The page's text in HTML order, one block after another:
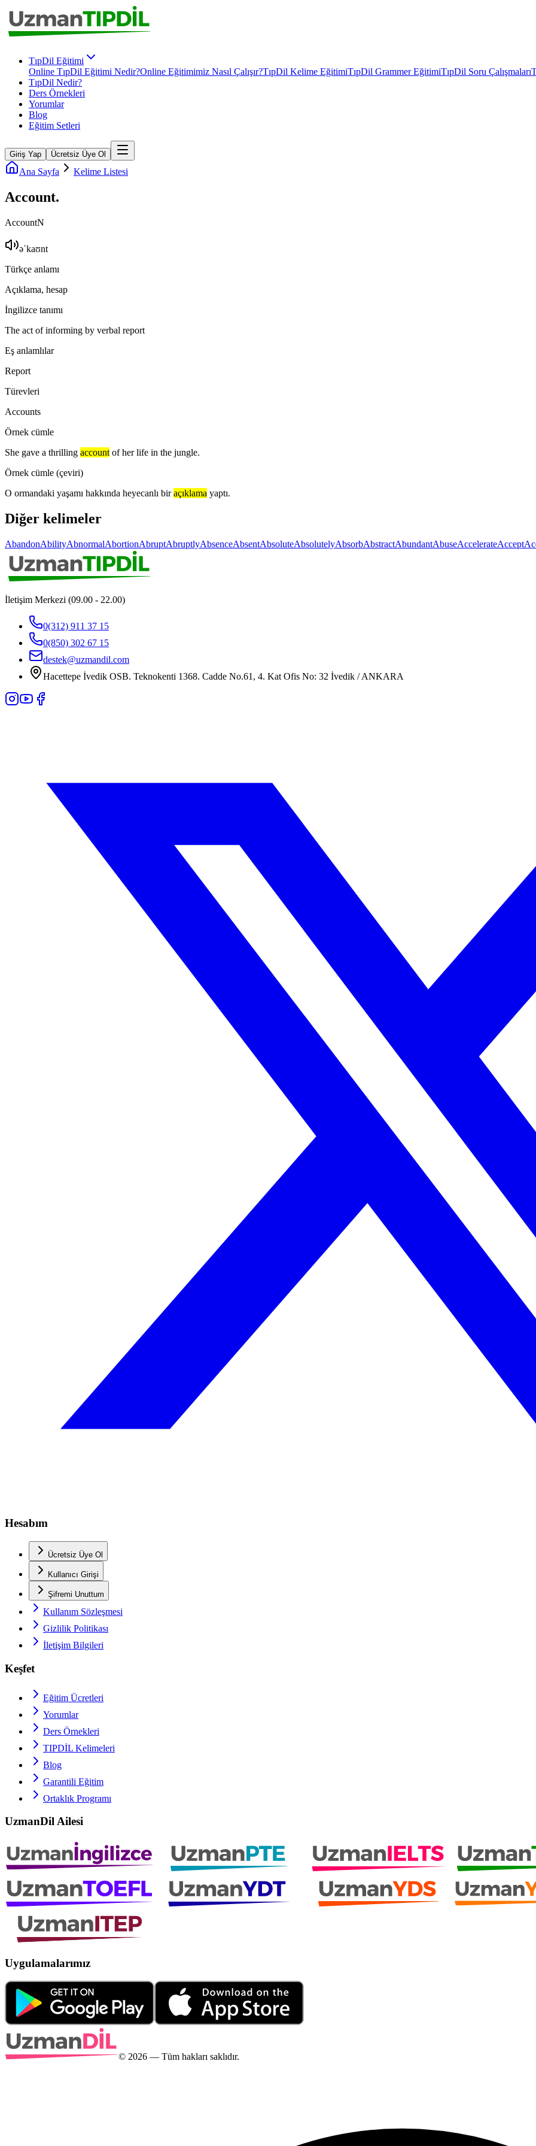
TıpDil Eğitimi
Online TıpDil Eğitimi Nedir?Online Eğitimimiz Nasıl Çalışır?TıpDil Kelime EğitimiTıpDil Grammer EğitimiTıpDil Soru Çalışmaları
TıpDil Nedir?
Ders Örnekleri
Yorumlar
Blog
Eğitim Setleri
Giriş Yap Ücretsiz Üye Ol
Ana Sayfa Kelime Listesi
Account.
AccountN
əˈkaʊnt
Türkçe anlamı
Açıklama, hesap
İngilizce tanımı
The act of informing by verbal report
Eş anlamlılar
Report
Türevleri
Accounts
Örnek cümle
She gave a thrilling account of her life in the jungle.
Örnek cümle (çeviri)
O ormandaki yaşamı hakkında heyecanlı bir açıklama yaptı.
Diğer kelimeler
AbandonAbilityAbnormalAbortionAbruptAbruptlyAbsenceAbsentAbsoluteAbsolutelyAbsorbAbstractAbundantAbuseAccelerateAccept
İletişim Merkezi (09.00 - 22.00)
0(312) 911 37 15
0(850) 302 67 15
destek@uzmandil.com
Hacettepe İvedik OSB. Teknokenti 1368. Cadde No.61, 4. Kat Ofis No: 32 İvedik / ANKARA
Hesabım
Ücretsiz Üye Ol
Kullanıcı Girişi
Şifremi Unuttum
Kullanım Sözleşmesi
Gizlilik Politikası
İletişim Bilgileri
Keşfet
Eğitim Ücretleri
Yorumlar
Ders Örnekleri
TIPDİL Kelimeleri
Blog
Garantili Eğitim
Ortaklık Programı
UzmanDil Ailesi
Uygulamalarımız
© 2026 — Tüm hakları saklıdır.